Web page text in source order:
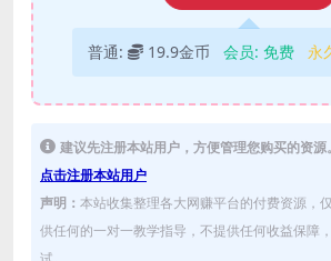
普通: 19.9金币 会员: 免费 永
建议先注册本站用户，方便管理您购买的资源。
点击注册本站用户
声明： 本站收集整理各大网赚平台的付费资源，
供任何的一对一教学指导，不提供任何收益保障